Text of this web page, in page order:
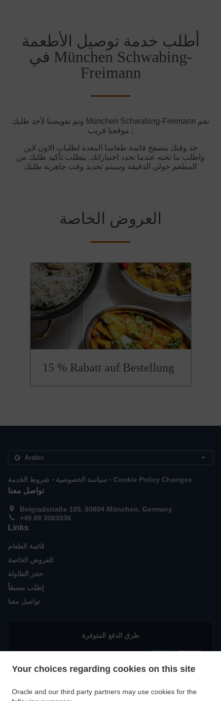
Your choices regarding cookies on this site
Oracle and our third party partners may use cookies for the
أطلب خدمة توصيل الأطعمة
في München Schwabing-
Freimann
وتم تفويضنا لأخذ طلبك München Schwabing-Freimann نعم
, موقعنا قريب
خذ وقتك بتصفح قائمة طعامنا المعدة لطلبات الاون لاين
واطلب ما تحبه عندما تحدد اختياراتك. يتطلب تأكيد طلبك من
المطعم حولي الدقيقة وسيتم تحديد وقت جاهزية طلبك
العروض الخاصة
15 % Rabatt auf Bestellung
سياسة الخصوصية . شروط الخدمة . Cookie Policy Changes
تواصل معنا
Belgradstraße 105, 80804 München, Germany
+49 89 3083936
Links
قائمة الطعام
العروض الخاصة
حجز الطاولة
إطلب مسبقاً
تواصل معنا
طرق الدفع المتوفرة